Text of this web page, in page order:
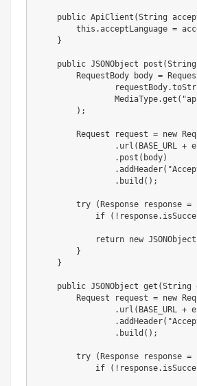
public ApiClient (String
this .acceptLanguage =
}
public JSONObject post (String
RequestBody body =
                requestBody
.
MediaType.get (
) ;
Request request = new
. url ( BASE_URL +
. post ( body)
.addHeader(
. build ( ) ;
try ( Response response =
if
( ! response.
return new JSONObject
}
}
public JSONObject get (String
Request request = new
. url ( BASE_URL +
.addHeader(
. build ( ) ;
try ( Response response =
if
( ! response.